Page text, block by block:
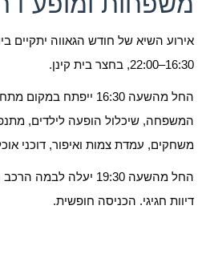
16:30–22:00, בחצר בית קינן.
החל מהשעה 16:30 ייפתח
המשפחה, שיכלול הופעה לילדים,
משחקים, עמדת צמות ואיפור, דוכני
החל מהשעה 19:30 יעלה לבמה הרכב הדראג
דיוות חגיגי. הכניסה חופשית.